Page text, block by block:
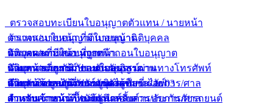
ตรวจสอบทะเบียนใบอนุญาตตัวแทน / นายหน้า
ตัวแทน/นายหน้า ที่มีใบอนุญาต
ตัวแทน/นายหน้า ที่ถูกเพิกถอนใบอนุญาต
ตัวแทน/นายหน้า ขายกรมธรรม์ผ่านทางโทรศัพท์
ตัวแทน/นายหน้า ขายยูนิเวอร์แซลไลฟ์
ตัวแทน/นายหน้า ขายยูนิตส์ลิ้งค์
ตรวจสอบใบอนุญาตนายหน้านิติบุคคล
นิติบุคคลที่มีใบอนุญาต
นิติบุคคลที่ถูกเพิกถอนใบอนุญาต
นิติบุคคลขายยูนิเวอร์แซลไลฟ์
ตรวจผลการสอบนายหน้า
นายหน้าประกันภัยแบบกลุ่ม
นายหน้าประกันภัยรายบุคคล
ค้นหากรมธรรม์ประกันภัยอิสรภาพ
สำหรับเจ้าหน้าที่พนักงานสอบสวน/อัยการ/ศาล
สำหรับเจ้าหน้าที่ / บริษัท
ค้นหาข้อมูลการประกันตัวผู้ขับขี่ ร.ย. 03
สำหรับเจ้าหน้าที่พนักงานสอบสวน/อัยการ/ศาล
ตารางคำนวณเบื้องต้นสำหรับการประกันภัยรถยนต์